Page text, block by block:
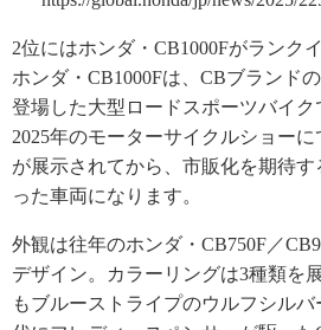
2位にはホンダ・CB1000Fがランクイ
ホンダ・CB1000Fは、CBブランド
登場した大型ロードスポーツバイク
2025年のモーターサイクルショーに
が展示されてから、市販化を期待
った車両になります。
外観は往年のホンダ・CB750F／
デザイン。カラーリングは3種類を
もブルーストライプのウルフシル